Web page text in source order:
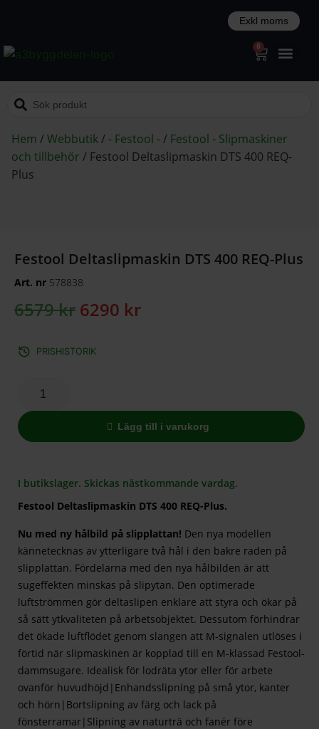
0
Hem /Webbutik/ - Festool -/ Festool - Slipmaskiner
och tillbehör / Festool Deltaslipmaskin DTS 400 REQ-
Plus
Festool Deltaslipmaskin DTS 400 REQ-Plus
Art. nr 578838
6579kr 6290 kr
PRISHISTORIK
Lägg till i varukorg
I butikslager. Skickas nästkommande vardag.
Festool Deltaslipmaskin DTS 400 REQ-Plus.
Nu med ny hålbild på slipplattan! Den nya modellen
kännetecknas av ytterligare två hål i den bakre raden på
slipplattan. Fördelarna med den nya hålbilden är att
sugeffekten minskas på slipytan. Den optimerade
luftströmmen gör deltaslipen enklare att styra och ökar på
så sätt ytkvaliteten på arbetsobjektet. Dessutom förhindrar
det ökade luftflödet genom slangen att M-signalen utlöses i
förtid när slipmaskinen är kopplad till en M-klassad Festool-
dammsugare. Idealisk för lodräta ytor eller för arbete
ovanför huvudhöjd|Enhandsslipning på små ytor, kanter
och hörn|Bortslipning av färg och lack på
fönsterramar|Slipning av naturträ och fanér före